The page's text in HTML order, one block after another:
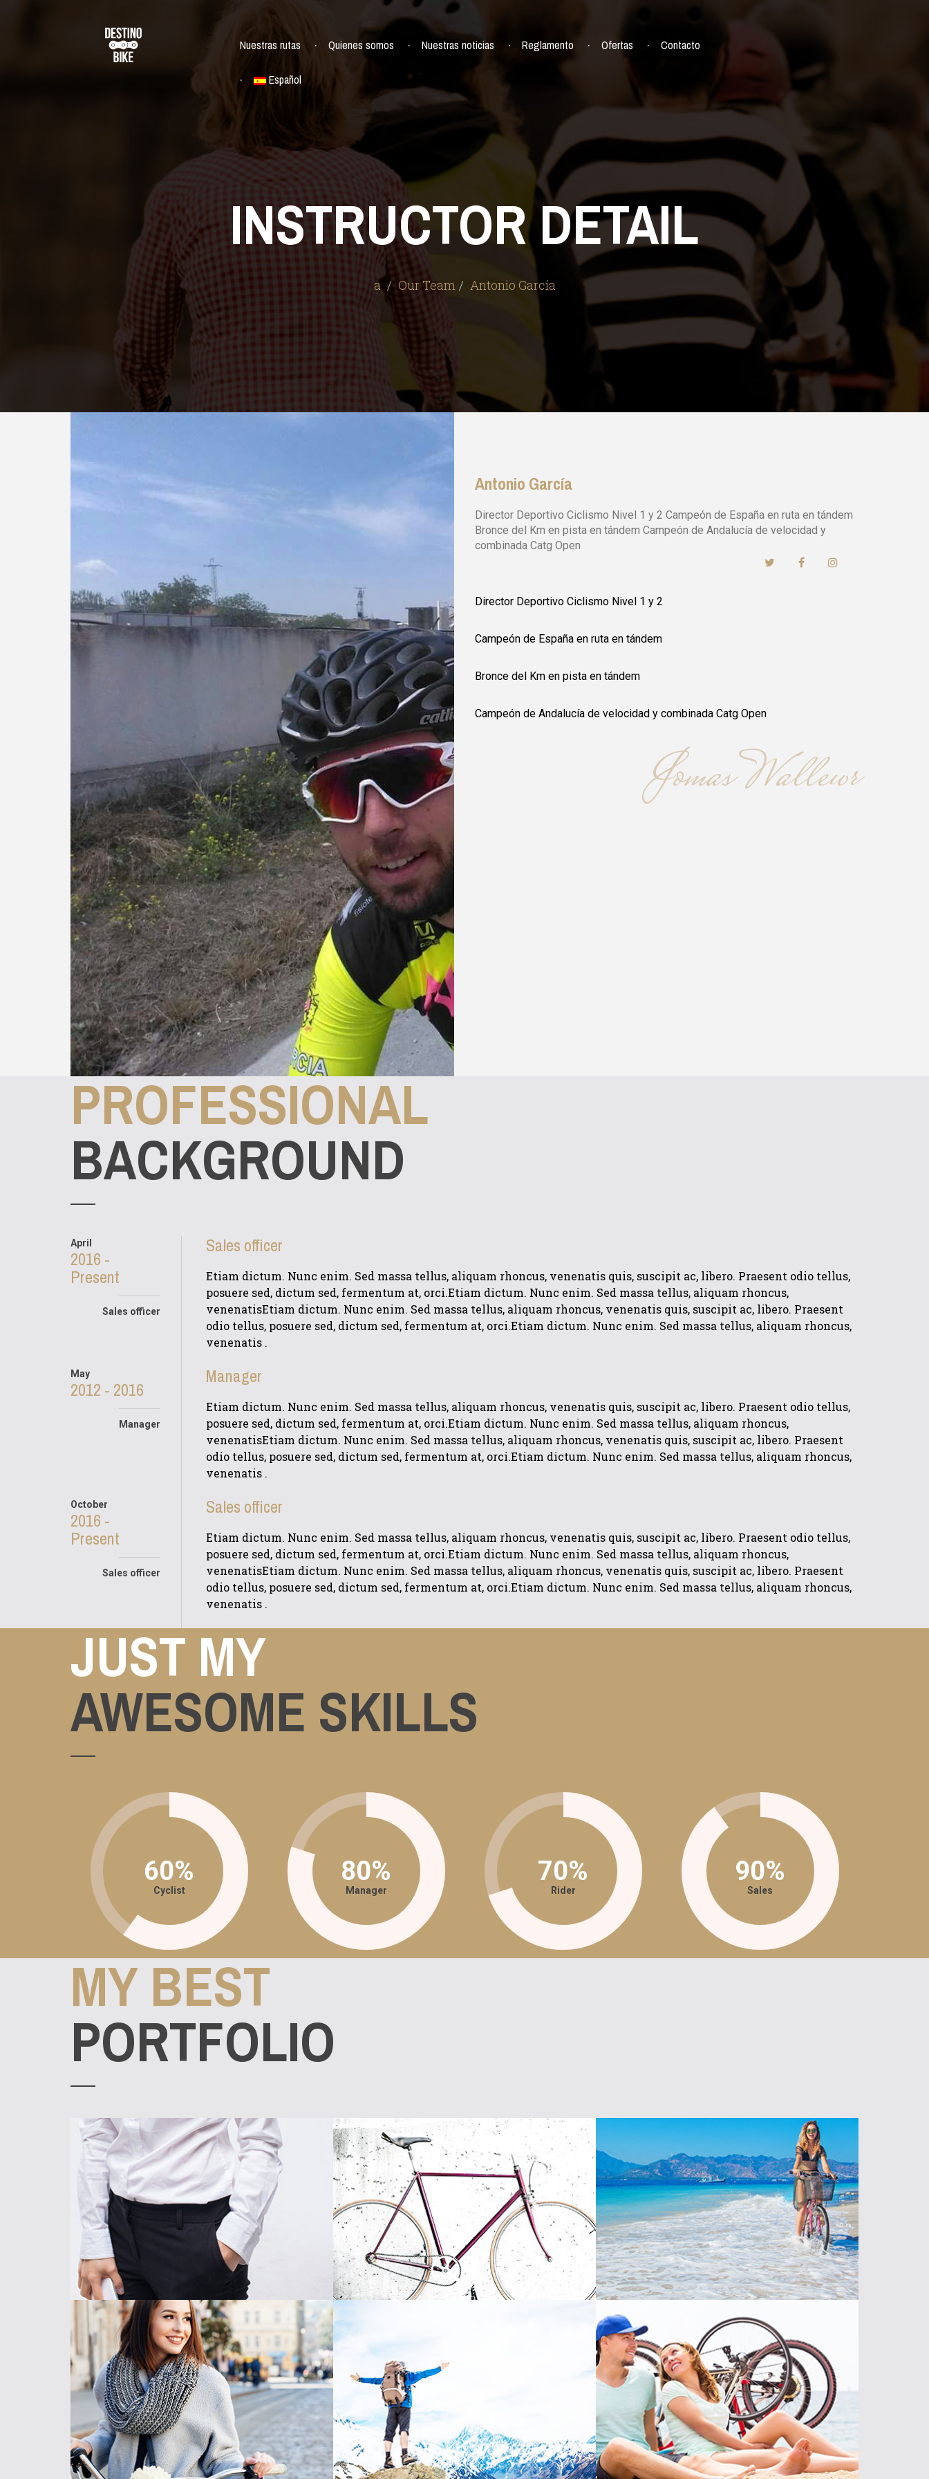
Nuestras rutas Quienes somos Nuestras noticias Reglamento Ofertas Contacto
Español
INSTRUCTOR DETAIL
a Our Team Antonio García
Antonio García
Director Deportivo Ciclismo Nivel 1 y 2 Campeón de España en ruta en tándem
Bronce del Km en pista en tándem Campeón de Andalucía de velocidad y
combinada Catg Open
Director Deportivo Ciclismo Nivel 1 y 2
Campeón de España en ruta en tándem
Bronce del Km en pista en tándem
Campeón de Andalucía de velocidad y combinada Catg Open
Jomas Wallewr
PROFESSIONAL
BACKGROUND
April
2016 -
Present
Sales officer
Sales officer
Etiam dictum. Nunc enim. Sed massa tellus, aliquam rhoncus, venenatis quis, suscipit ac, libero. Praesent odio tellus,
posuere sed, dictum sed, fermentum at, orci.Etiam dictum. Nunc enim. Sed massa tellus, aliquam rhoncus,
venenatisEtiam dictum. Nunc enim. Sed massa tellus, aliquam rhoncus, venenatis quis, suscipit ac, libero. Praesent
odio tellus, posuere sed, dictum sed, fermentum at, orci.Etiam dictum. Nunc enim. Sed massa tellus, aliquam rhoncus,
venenatis .
May
2012 - 2016
Manager
Manager
Etiam dictum. Nunc enim. Sed massa tellus, aliquam rhoncus, venenatis quis, suscipit ac, libero. Praesent odio tellus,
posuere sed, dictum sed, fermentum at, orci.Etiam dictum. Nunc enim. Sed massa tellus, aliquam rhoncus,
venenatisEtiam dictum. Nunc enim. Sed massa tellus, aliquam rhoncus, venenatis quis, suscipit ac, libero. Praesent
odio tellus, posuere sed, dictum sed, fermentum at, orci.Etiam dictum. Nunc enim. Sed massa tellus, aliquam rhoncus,
venenatis .
October
2016 -
Present
Sales officer
Sales officer
Etiam dictum. Nunc enim. Sed massa tellus, aliquam rhoncus, venenatis quis, suscipit ac, libero. Praesent odio tellus,
posuere sed, dictum sed, fermentum at, orci.Etiam dictum. Nunc enim. Sed massa tellus, aliquam rhoncus,
venenatisEtiam dictum. Nunc enim. Sed massa tellus, aliquam rhoncus, venenatis quis, suscipit ac, libero. Praesent
odio tellus, posuere sed, dictum sed, fermentum at, orci.Etiam dictum. Nunc enim. Sed massa tellus, aliquam rhoncus,
venenatis .
JUST MY
AWESOME SKILLS
60%
Cyclist
80%
Manager
70%
Rider
90%
Sales
MY BEST
PORTFOLIO